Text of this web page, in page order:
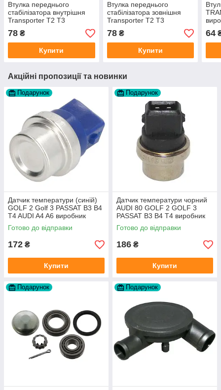
Втулка переднього
стабілізатора внутрішня
Transporter T2 T3
(стабілізатор 21мм)
78 ₴
Купити
Втулка переднього
стабілізатора зовнішня
Transporter T2 T3
(стабілізатор 21мм)
78₴
Купити
64
Акційні пропозиції та новинки
Подарунок
Датчик температури (синій)
GOLF 2 Golf 3 PASSAT B3 B4
T4 AUDI A4 A6 виробник
Topran Німеччина
Готово до відправки
172 ₴
Купити
Подарунок
Датчик температури чорний
AUDI 80 GOLF 2 GOLF 3
PASSAT B3 B4 T4 виробник
TOPRAN Німеччина
Готово до відправки
186 ₴
Купити
Подарунок Подарунок